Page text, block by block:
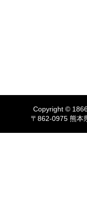
Copyright ©
〒862-0975 熊本